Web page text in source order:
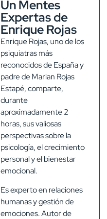
Un Mentes
Expertas de
Enrique Rojas
Enrique Rojas, uno de los
psiquiatras más
reconocidos de España y
padre de Marian Rojas
Estapé, comparte,
durante
aproximadamente 2
horas, sus valiosas
perspectivas sobre la
psicología, el crecimiento
personal y el bienestar
emocional.
Es experto en relaciones
humanas y gestión de
emociones. Autor de